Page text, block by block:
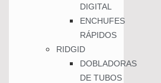
DIGITAL
ENCHUFES
RÁPIDOS
RIDGID
DOBLADORAS
DE TUBOS